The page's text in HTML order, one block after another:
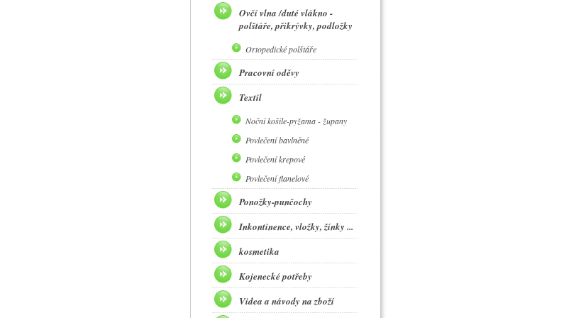
Ovčí vlna /duté vlákno -
polštáře, přikrývky, podložky
Ortopedické polštáře
Pracovní oděvy
Textil
Noční košile-pyžama - župany
Povlečení bavlněné
Povlečení krepové
Povlečení flanelové
Ponožky-punčochy
Inkontinence, vložky, žínky ...
kosmetika
Kojenecké potřeby
Videa a návody na zboží